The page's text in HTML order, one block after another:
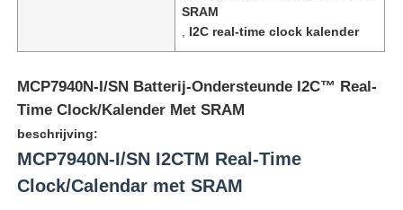
SRAM
I2C real-time clock kalender
MCP7940N-I/SN Batterij-Ondersteunde I2C™ Real-
Time Clock/Kalender Met SRAM
beschrijving:
MCP7940N-I/SN I2CTM Real-Time
Clock/Calendar met SRAM